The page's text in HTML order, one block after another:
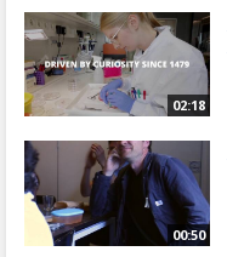
02:18
00:50